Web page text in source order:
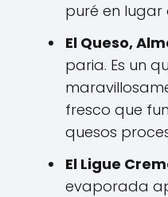
puré en
El Queso,
paria. Es un
fresco que
quesos
El Ligue
evaporada